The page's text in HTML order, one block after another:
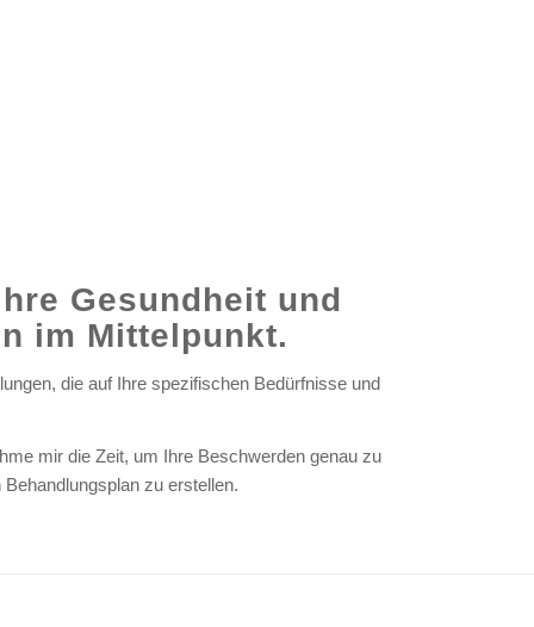
Gesundheit und
im Mittelpunkt.
die auf Ihre spezifischen Bedürfnisse und
mir die Zeit, um Ihre Beschwerden genau zu
zu erstellen.